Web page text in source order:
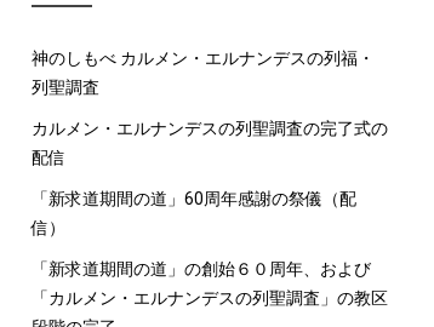
神のしもべ カルメン・エルナンデスの列福・
列聖調査
カルメン・エルナンデスの列聖調査の完了式の
配信
「新求道期間の道」60周年感謝の祭儀（配
信）
「新求道期間の道」の創始６０周年、および
「カルメン・エルナンデスの列聖調査」の教区